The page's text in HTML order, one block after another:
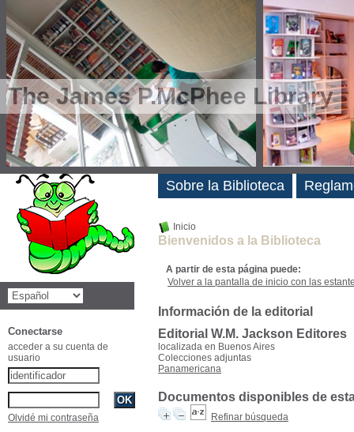
The James P.McPhee Library
Inicio
Bienvenidos a la Biblioteca
A partir de esta página puede:
Volver a la pantalla de inicio con las
Información de la editorial
Editorial W.M. Jackson Editores
localizada en Buenos Aires
Colecciones adjuntas
Panamericana
Documentos disponibles de
Refinar búsqueda
Sobre la Biblioteca
Novedades
Conectarse
acceder a su cuenta de
usuario
Olvidé mi contraseña